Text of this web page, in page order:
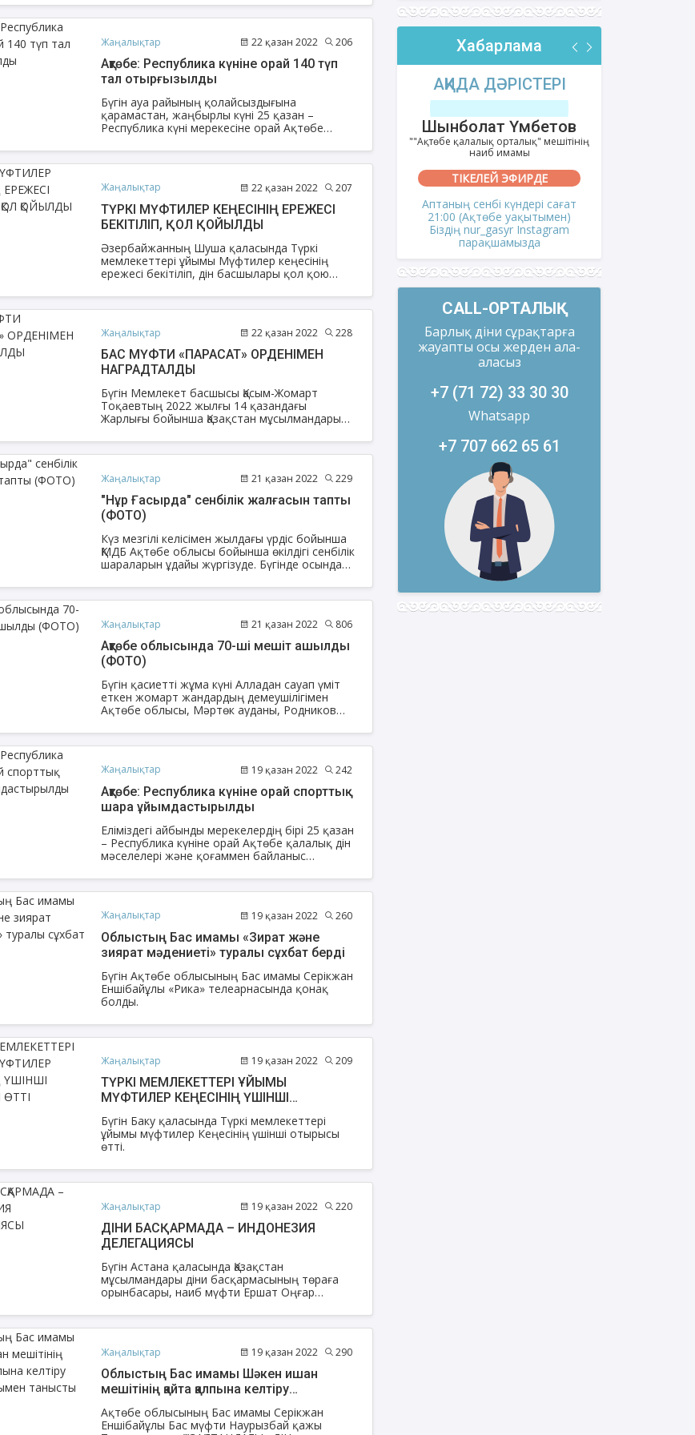
бітіргені үшін Ислам Орынбасарұлына
облыстың Бас имамы Серікжан
етілді.
Жаңалықтар 22 қазан 2022 206
Ақтөбе: Республика күніне орай 140 түп
тал отырғызылды
Бүгін ауа райының қолайсыздығына
қарамастан, жаңбырлы күні 25 қазан –
Республика күні мерекесіне орай Ақтөбе
істері басқармасы, «Жарық» қоғамдық
бірлестігі, облыс әкімінің кеңесшісі Сәния
«Ихсан» кеңес беру-оңалту орталықтары,
діни бірлестіктер басшыларының
қатысуларымен «Нұр Ғасыр» мешітінің
аумағында 140 түп (шырша, арша, күл, алма
т.б) ағаш отырғызылды.
Жаңалықтар 22 қазан 2022 207
ТҮРКІ МҮФТИЛЕР КЕҢЕСІНІҢ ЕРЕЖЕСІ
БЕКІТІЛІП, ҚОЛ ҚОЙЫЛДЫ
Әзербайжанның Шуша қаласында Түркі
мемлекеттері ұйымы Мүфтилер кеңесінің
ережесі бекітіліп, дін басшылары қол қою
бірлескен декларация қабылданды. Жиында
сөз алған ҚМДБ Төрағасы, Бас мүфти
тоқталды.
Жаңалықтар 22 қазан 2022 228
БАС МҮФТИ «ПАРАСАТ» ОРДЕНІМЕН
НАГРАДТАЛДЫ
Бүгін Мемлекет басшысы Қасым-Жомарт
Тоқаевтың 2022 жылғы 14 қазандағы
Жарлығы бойынша Қазақстан мұсылмандары
Наурызбай қажы Тағанұлы «Парасат»
орденімен наградталды.
Жаңалықтар 21 қазан 2022 229
"Нұр Ғасырда" сенбілік жалғасын тапты
(ФОТО)
Күз мезгілі келісімен жылдағы үрдіс бойынша
ҚМДБ Ақтөбе облысы бойынша өкілдігі сенбілік
шараларын ұдайы жүргізуде. Бүгінде осындай
Еншібайұлының бастамасымен облыстық
"Нұр Ғасыр" мешітінде өтті.
Жаңалықтар 21 қазан 2022 806
Ақтөбе облысында 70-ші мешіт ашылды
(ФОТО)
Бүгін қасиетті жұма күні Алладан сауап үміт
еткен жомарт жандардың демеушілігімен
Ақтөбе облысы, Мәртөк ауданы, Родников
халық игілігіне берілді.
Жаңалықтар 19 қазан 2022 242
Ақтөбе: Республика күніне орай спорттық
шара ұйымдастырылды
Еліміздегі айбынды мерекелердің бірі 25 қазан
– Республика күніне орай Ақтөбе қалалық дін
мәселелері және қоғаммен байланыс
Жәдігерұлы және Ақтөбе қалалық орталық
мешітінде Бас имам Нұрлыбек
Жаңалықтар 19 қазан 2022 260
Облыстың Бас имамы «Зират және
зиярат мәдениеті» туралы сұхбат берді
Бүгін Ақтөбе облысының Бас имамы Серікжан
Еншібайұлы «Рика» телеарнасында қонақ
болды.
Жаңалықтар 19 қазан 2022 209
ТҮРКІ МЕМЛЕКЕТТЕРІ ҰЙЫМЫ
МҮФТИЛЕР КЕҢЕСІНІҢ ҮШІНШІ
Бүгін Баку қаласында Түркі мемлекеттері
ұйымы мүфтилер Кеңесінің үшінші отырысы
өтті.
Жаңалықтар 19 қазан 2022 220
ДІНИ БАСҚАРМАДА – ИНДОНЕЗИЯ
ДЕЛЕГАЦИЯСЫ
Бүгін Астана қаласында Қазақстан
мұсылмандары діни басқармасының төраға
орынбасары, наиб мүфти Ершат Оңғар
атындағы мемлекеттік Ислам университетінің
ректоры, доктор, профессор Хайруннас
Жаңалықтар 19 қазан 2022 290
Облыстың Бас имамы Шәкен ишан
мешітінің қайта қалпына келтіру
жұмыстарымен танысты
Ақтөбе облысының Бас имамы Серікжан
Еншібайұлы Бас мүфти Наурызбай қажы
Хабарлама
АҚИДА ДӘРІСТЕРІ
Шынболат Үмбетов
наиб имамы
ТІКЕЛЕЙ ЭФИРДЕ
Аптаның сенбі күндері сағат
21:00 (Ақтөбе уақытымен)
Біздің nur_gasyr Instagram
парақшамызда
Нұрбол Смағұлов
наиб имамы
Аптаның сәрсенбі күндері сағат
21:00 (Ақтөбе уақытымен)
Біздің nur_gasyr Instagram
парақшамызда
АҚИДА ДӘРІСТЕРІ
Шынболат Үмбетов
""Ақтөбе қалалық орталық" мешітінің
наиб имамы
ТІКЕЛЕЙ ЭФИРДЕ
Аптаның сенбі күндері сағат
21:00 (Ақтөбе уақытымен)
Біздің nur_gasyr Instagram
парақшамызда
CALL-ОРТАЛЫҚ
Барлық діни сұрақтарға
жауапты осы жерден ала-
аласыз
+7 (71 72) 33 30 30
Whatsapp
+7 707 662 65 61